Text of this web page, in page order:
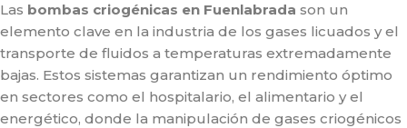
Las bombas criogénicas en Fuenlabrada son un
elemento clave en la industria de los gases licuados y el
transporte de fluidos a temperaturas extremadamente
bajas. Estos sistemas garantizan un rendimiento óptimo
en sectores como el hospitalario, el alimentario y el
energético, donde la manipulación de gases criogénicos